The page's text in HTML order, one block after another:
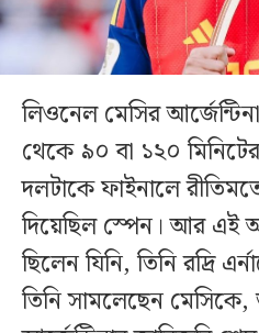
লিওনেল মেসির
থেকে ৯০ বা ১২০
দলটাকে ফাইনালে
দিয়েছিল স্পেন। আর এই
ছিলেন যিনি, তিনি রদ্রি
তিনি সামলেছেন মেসিকে,